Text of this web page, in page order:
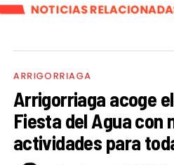
NOTICIAS
ARRIGORRIAGA
Arrigorriaga acoge
Fiesta del Agua con
actividades para